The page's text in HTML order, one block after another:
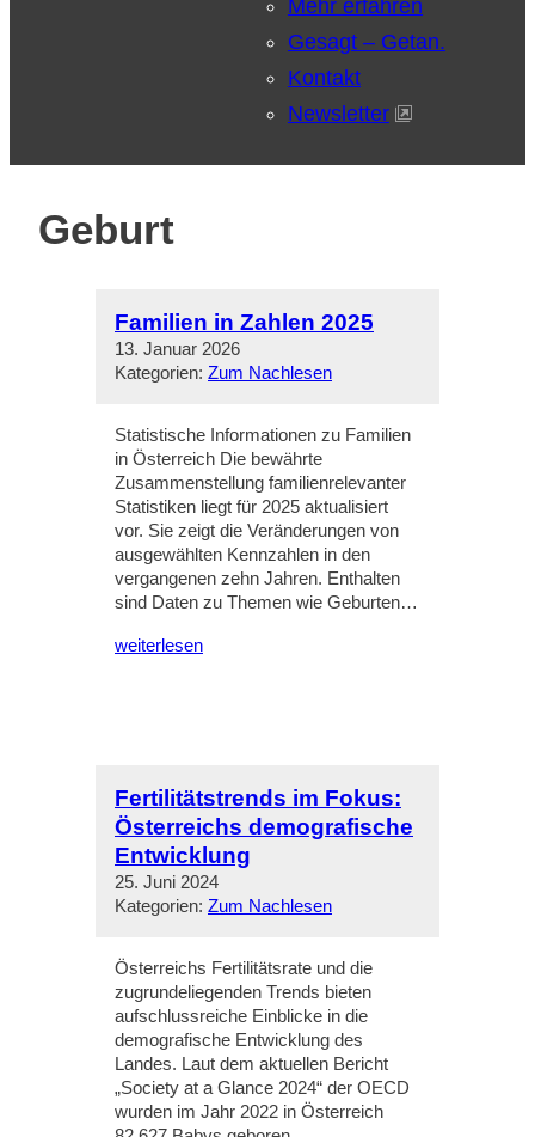
Mehr erfahren
Gesagt – Getan.
Kontakt
Newsletter
Geburt
Familien in Zahlen 2025
13. Januar 2026
Kategorien: Zum Nachlesen
Statistische Informationen zu Familien
in Österreich Die bewährte
Zusammenstellung familienrelevanter
Statistiken liegt für 2025 aktualisiert
vor. Sie zeigt die Veränderungen von
ausgewählten Kennzahlen in den
vergangenen zehn Jahren. Enthalten
sind Daten zu Themen wie Geburten…
weiterlesen
Fertilitätstrends im Fokus:
Österreichs demografische
Entwicklung
25. Juni 2024
Kategorien: Zum Nachlesen
Österreichs Fertilitätsrate und die
zugrundeliegenden Trends bieten
aufschlussreiche Einblicke in die
demografische Entwicklung des
Landes. Laut dem aktuellen Bericht
„Society at a Glance 2024“ der OECD
wurden im Jahr 2022 in Österreich